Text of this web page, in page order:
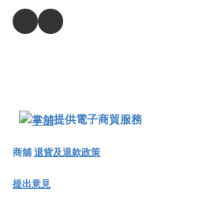
提供電子商貿服務
商舖退貨及退款政策
提出意見